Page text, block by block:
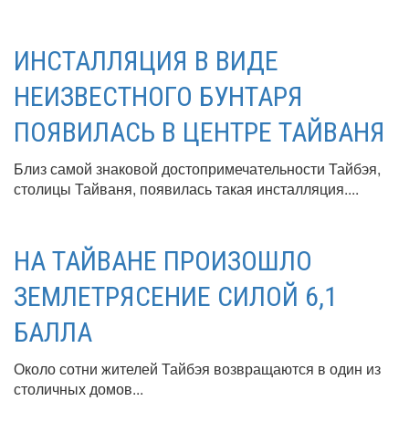
ИНСТАЛЛЯЦИЯ В ВИДЕ
НЕИЗВЕСТНОГО БУНТАРЯ
ПОЯВИЛАСЬ В ЦЕНТРЕ ТАЙВАНЯ
Близ самой знаковой достопримечательности Тайбэя,
столицы Тайваня, появилась такая инсталляция....
НА ТАЙВАНЕ ПРОИЗОШЛО
ЗЕМЛЕТРЯСЕНИЕ СИЛОЙ 6,1
БАЛЛА
Около сотни жителей Тайбэя возвращаются в один из
столичных домов...